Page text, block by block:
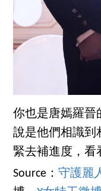
你也是唐嫣羅晉
說是他們相識到
緊去補進度，看
Source：守護麗